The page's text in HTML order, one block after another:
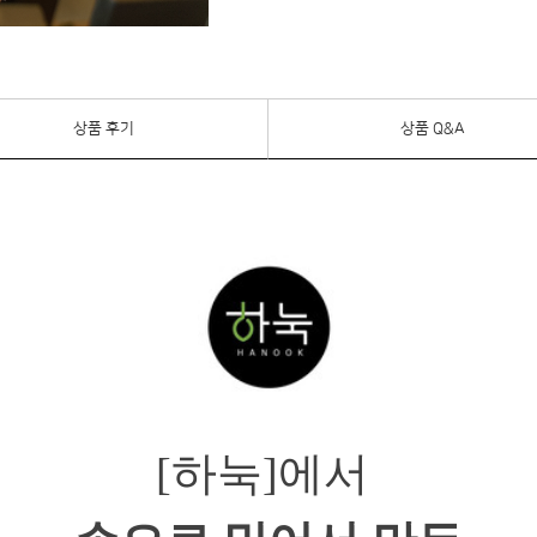
상품 후기 상품 Q&A
[하눅]에서